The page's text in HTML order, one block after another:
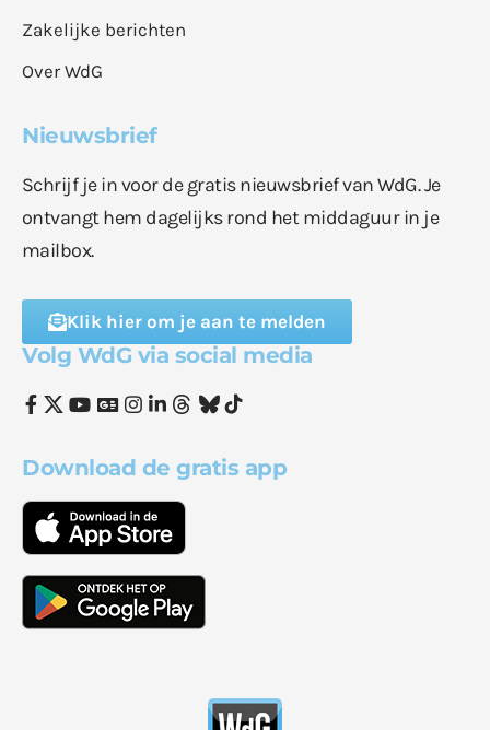
Zakelijke berichten
Over WdG
Nieuwsbrief
Schrijf je in voor de gratis nieuwsbrief van WdG. Je
ontvangt hem dagelijks rond het middaguur in je
mailbox.
Klik hier om je aan te melden
Volg WdG via social media
Download de gratis app